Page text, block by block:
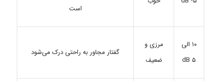
است
۱۰ الی
۵ dB
مرزی و
ضعیف
گفتار مجاور به راحتی درک می‌شود